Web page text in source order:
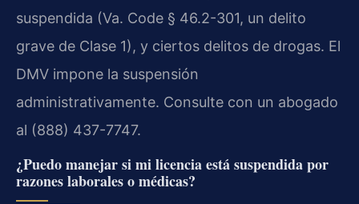
suspendida (Va. Code § 46.2-301, un delito
grave de Clase 1), y ciertos delitos de drogas. El
DMV impone la suspensión
administrativamente. Consulte con un abogado
al (888) 437-7747.
¿Puedo manejar si mi licencia está suspendida por
razones laborales o médicas?